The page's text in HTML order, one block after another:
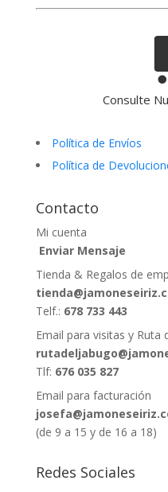
Consulte
Política de Envíos
Política de
Contacto
Mi cuenta
Enviar Mensaje
Tienda & Regalos de
Telf.: 678 733 443
Email para visitas y Ruta
Tlf: 676 035 827
Email para facturación
(de 9 a 15 y de 16 a 18)
Redes Sociales